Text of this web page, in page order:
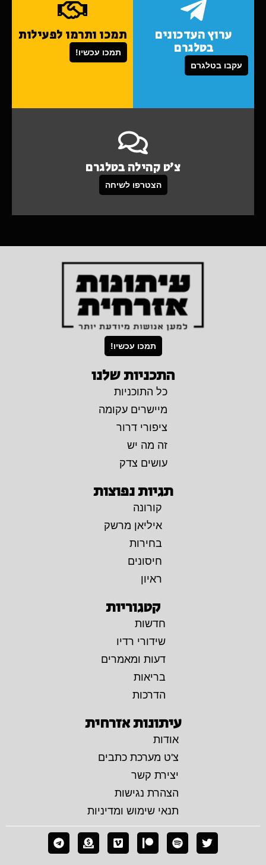
ערוץ העדכונים
בטלגרם
עקבו בטלגרם
תמכו ותרמו לפעילות
תמכו עכשיו!
צ'ט קהילה בטלגרם
הצטרפו לשיחה
תמכו עכשיו!
התכניות שלנו
כל התוכניות
מיישרים עקומה
ציפורי דרור
זה מה יש
עושים צדק
תגיות נפוצות
קורונה
איליאן מרשק
בחירות
חיסונים
ראיון
קטגוריות
חדשות
שידורי רדיו
דעות ומאמרים
בריאות
הדרכות
עיתונות אזרחית
אודות
צ'ט מערכת כתבים
יצירת קשר
הצהרת נגישות
תנאי שימוש ומדיניות